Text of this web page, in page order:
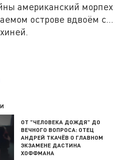
американский морпех
острове вдвоём с...
ОТ "ЧЕЛОВЕКА ДОЖДЯ" ДО
ВЕЧНОГО ВОПРОСА: ОТЕЦ
АНДРЕЙ ТКАЧЁВ О ГЛАВНОМ
ЭКЗАМЕНЕ ДАСТИНА
ХОФФМАНА